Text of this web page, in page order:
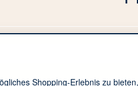
Shopping-Erlebnis zu